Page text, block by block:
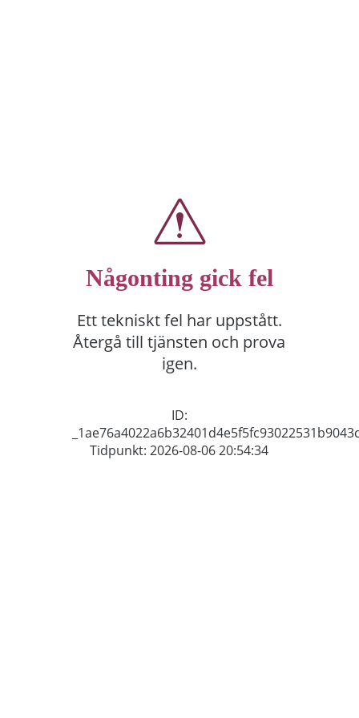
Någonting gick fel
Ett tekniskt fel har uppstått.
Återgå till tjänsten och prova
igen.
ID:
Tidpunkt: 2026-08-06 20:54:34